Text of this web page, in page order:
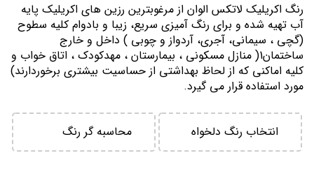
رنگ اكريليك لاتكس الوان از مرغوبترين رزين هاي اكريليك پايه
آب تهيه شده و برای رنگ آمیزی سریع، زیبا و بادوام کلیه سطوح
(گچی ، سیمانی، آجری، آردواز و چوبی ) داخل و خارج
ساختمان1( منازل مسكوني ، بيمارستان ، مهدكودك ، اتاق خواب و
كليه اماكني كه از لحاظ بهداشتي از حساسيت بيشتري برخوردارند)
مورد استفاده قرار می گیرد.
انتخاب رنگ دلخواه محاسبه گر رنگ